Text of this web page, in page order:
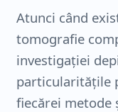
Atunci când
tomografie
investigației
particularitățile
fiecărei metode